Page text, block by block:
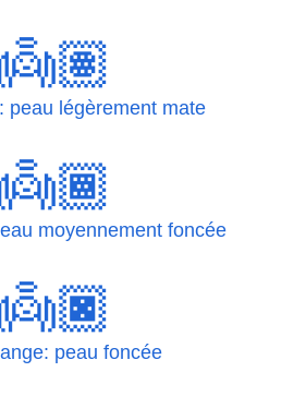
peau légèrement mate
moyennement foncée
peau foncée